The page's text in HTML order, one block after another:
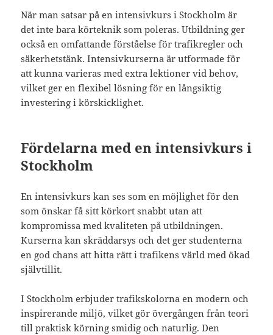
När man satsar på en intensivkurs i Stockholm är
det inte bara körteknik som poleras. Utbildning ger
också en omfattande förståelse för trafikregler och
säkerhetstänk. Intensivkurserna är utformade för
att kunna varieras med extra lektioner vid behov,
vilket ger en flexibel lösning för en långsiktig
investering i körskicklighet.
Fördelarna med en intensivkurs i
Stockholm
En intensivkurs kan ses som en möjlighet för den
som önskar få sitt körkort snabbt utan att
kompromissa med kvaliteten på utbildningen.
Kurserna kan skräddarsys och det ger studenterna
en god chans att hitta rätt i trafikens värld med ökad
självtillit.
I Stockholm erbjuder trafikskolorna en modern och
inspirerande miljö, vilket gör övergången från teori
till praktisk körning smidig och naturlig. Den